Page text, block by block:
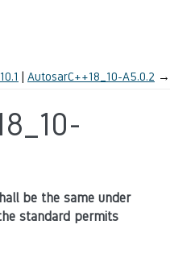
AutosarC++18_10-A5.0.2 →
be the same under
standard permits